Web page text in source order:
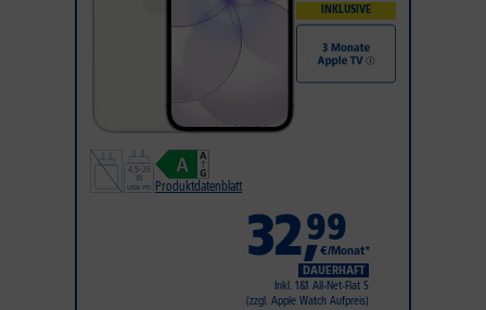
INKLUSIVE
Produktdatenblatt
32,99
€/Monat*
DAUERHAFT
Inkl. 1&1 All-Net-Flat S
(zzgl. Apple Watch Aufpreis)